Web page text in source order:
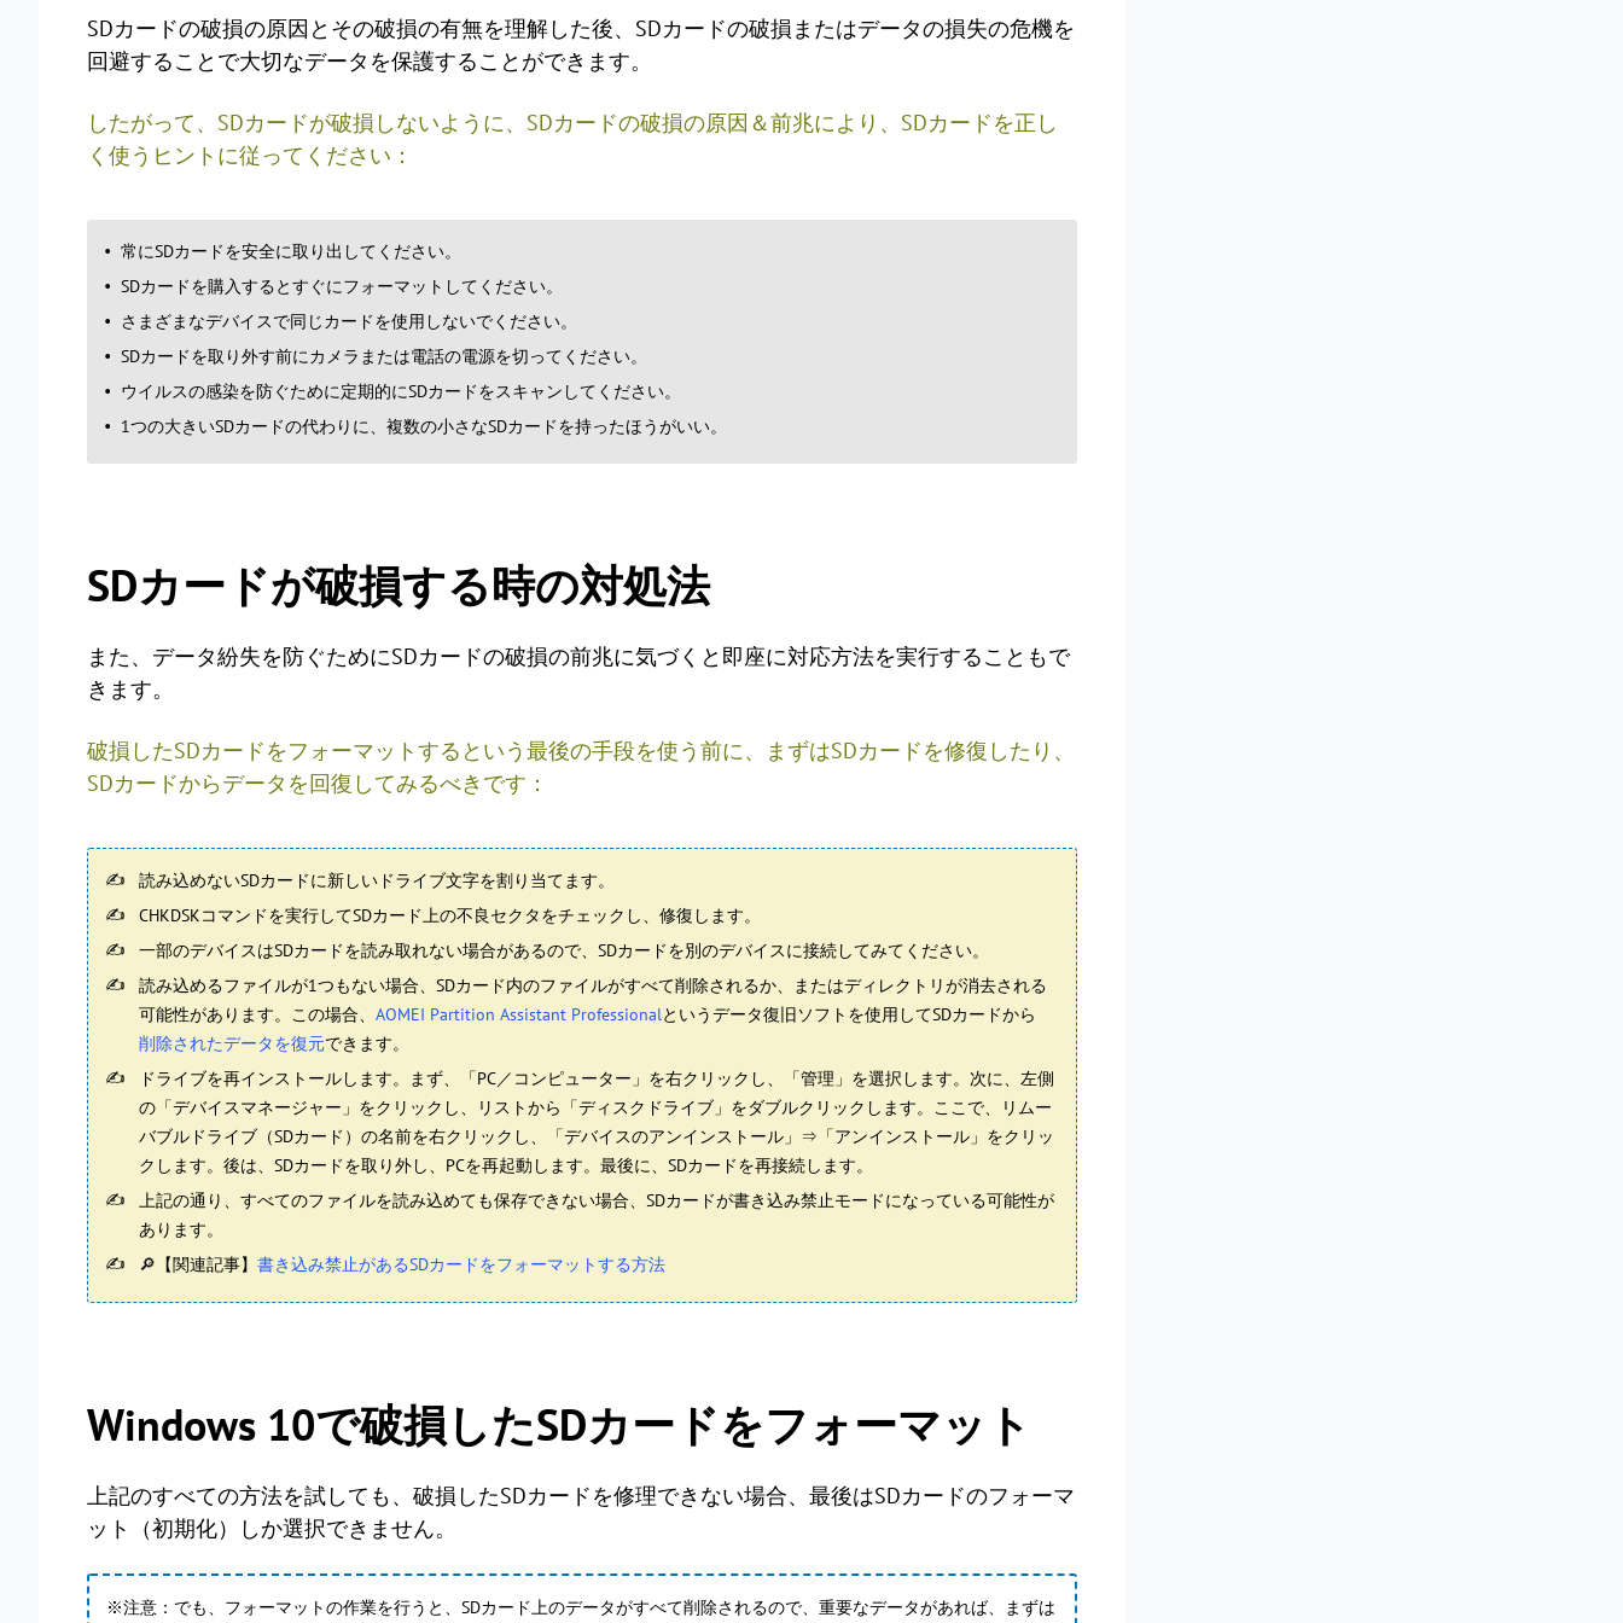
SDカードの破損の原因とその破損の有無を理解した後、SDカードの破損またはデータの損失の危機を
回避することで大切なデータを保護することができます。
したがって、SDカードが破損しないように、SDカードの破損の原因＆前兆により、SDカードを正し
く使うヒントに従ってください：
常にSDカードを安全に取り出してください。
SDカードを購入するとすぐにフォーマットしてください。
さまざまなデバイスで同じカードを使用しないでください。
SDカードを取り外す前にカメラまたは電話の電源を切ってください。
ウイルスの感染を防ぐために定期的にSDカードをスキャンしてください。
1つの大きいSDカードの代わりに、複数の小さなSDカードを持ったほうがいい。
SDカードが破損する時の対処法
また、データ紛失を防ぐためにSDカードの破損の前兆に気づくと即座に対応方法を実行することもで
きます。
破損したSDカードをフォーマットするという最後の手段を使う前に、まずはSDカードを修復したり、
SDカードからデータを回復してみるべきです：
読み込めないSDカードに新しいドライブ文字を割り当てます。
CHKDSKコマンドを実行してSDカード上の不良セクタをチェックし、修復します。
一部のデバイスはSDカードを読み取れない場合があるので、SDカードを別のデバイスに接続してみてください。
読み込めるファイルが1つもない場合、SDカード内のファイルがすべて削除されるか、またはディレクトリが消去される
可能性があります。この場合、 AOMEI Partition Assistant Professionalというデータ復旧ソフトを使用してSDカードから
削除されたデータを復元できます。
ドライブを再インストールします。まず、「PC／コンピューター」を右クリックし、「管理」を選択します。次に、左側
の「デバイスマネージャー」をクリックし、リストから「ディスクドライブ」をダブルクリックします。ここで、リムー
バブルドライブ（SDカード）の名前を右クリックし、「デバイスのアンインストール」⇒「アンインストール」をクリッ
クします。後は、SDカードを取り外し、PCを再起動します。最後に、SDカードを再接続します。
上記の通り、すべてのファイルを読み込めても保存できない場合、SDカードが書き込み禁止モードになっている可能性が
あります。
🔎【関連記事】 書き込み禁止があるSDカードをフォーマットする方法
Windows 10で破損したSDカードをフォーマット
上記のすべての方法を試しても、破損したSDカードを修理できない場合、最後はSDカードのフォーマ
ット（初期化）しか選択できません。
※注意：でも、フォーマットの作業を行うと、SDカード上のデータがすべて削除されるので、重要なデータがあれば、まずは